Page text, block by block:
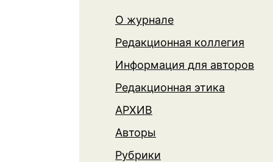
О журнале
Редакционная коллегия
Информация для авторов
Редакционная этика
АРХИВ
Авторы
Рубрики